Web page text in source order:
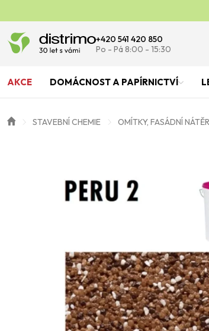
+420 541 420 850
Po - Pá 8:00 - 15:30
AKCE DOMÁCNOST A PAPÍRNICTVÍ
STAVEBNÍ CHEMIE OMÍTKY, FASÁDNÍ